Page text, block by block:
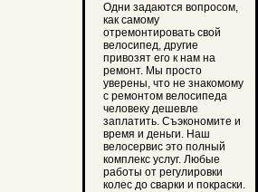
Одни задаются вопросом,
как самому
отремонтировать свой
велосипед, другие
привозят его к нам на
ремонт. Мы просто
уверены, что не знакомому
с ремонтом велосипеда
человеку дешевле
заплатить. Съэкономите и
время и деньги. Наш
велосервис это полный
комплекс услуг. Любые
работы от регулировки
колес до сварки и покраски.